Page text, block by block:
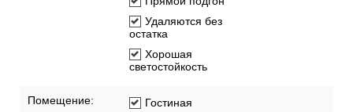
Удаляются без
остатка
Хорошая
светостойкость
Помещение:
Гостиная